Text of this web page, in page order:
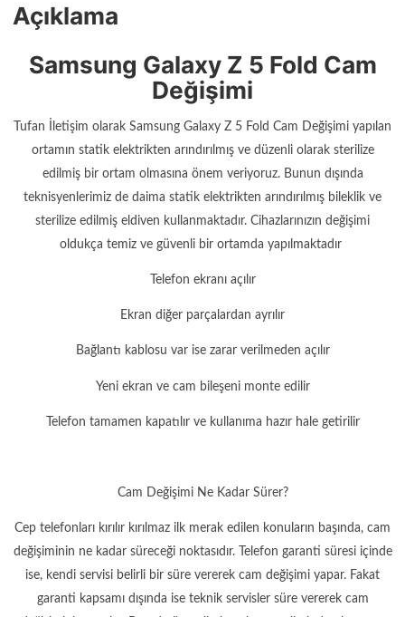
Açıklama
Samsung Galaxy Z 5 Fold Cam
Değişimi
Tufan İletişim olarak Samsung Galaxy Z 5 Fold Cam Değişimi yapılan
ortamın statik elektrikten arındırılmış ve düzenli olarak sterilize
edilmiş bir ortam olmasına önem veriyoruz. Bunun dışında
teknisyenlerimiz de daima statik elektrikten arındırılmış bileklik ve
sterilize edilmiş eldiven kullanmaktadır. Cihazlarınızın değişimi
oldukça temiz ve güvenli bir ortamda yapılmaktadır
Telefon ekranı açılır
Ekran diğer parçalardan ayrılır
Bağlantı kablosu var ise zarar verilmeden açılır
Yeni ekran ve cam bileşeni monte edilir
Telefon tamamen kapatılır ve kullanıma hazır hale getirilir
Cam Değişimi Ne Kadar Sürer?
Cep telefonları kırılır kırılmaz ilk merak edilen konuların başında, cam
değişiminin ne kadar süreceği noktasıdır. Telefon garanti süresi içinde
ise, kendi servisi belirli bir süre vererek cam değişimi yapar. Fakat
garanti kapsamı dışında ise teknik servisler süre vererek cam